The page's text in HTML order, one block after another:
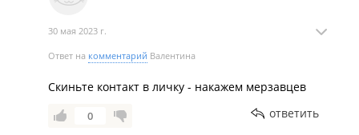
30 мая 2023 г.
Ответ на комментарий Валентина
Скиньте контакт в личку - накажем мерзавцев
0 ответить